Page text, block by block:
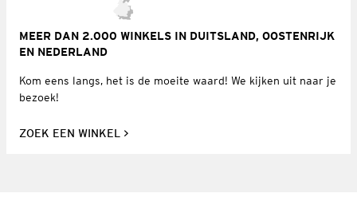
MEER DAN 2.000 WINKELS IN DUITSLAND, OOSTENRIJK
EN NEDERLAND
Kom eens langs, het is de moeite waard! We kijken uit naar je
bezoek!
ZOEK EEN WINKEL